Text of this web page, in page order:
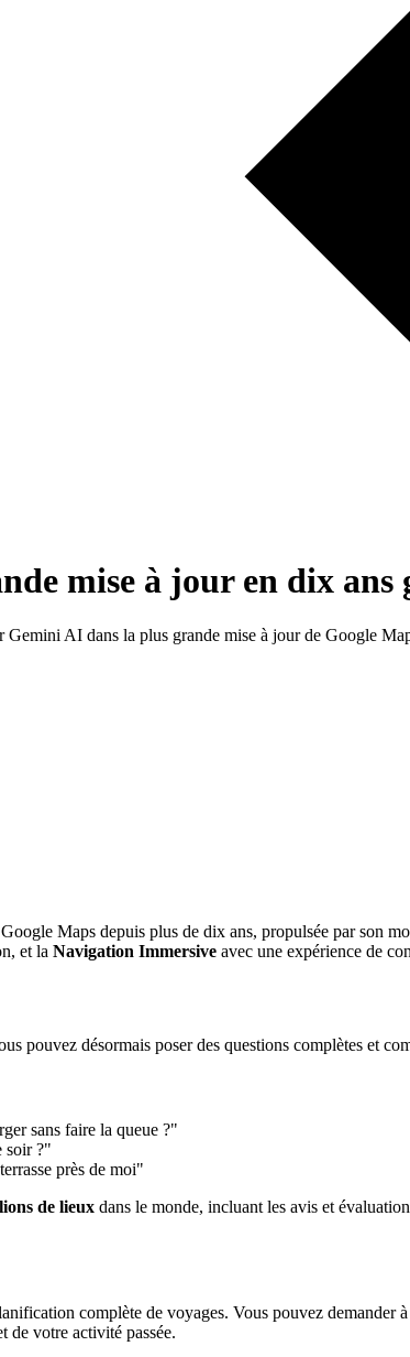
mise à jour en dix
AI dans la plus grande mise à jour de Google
Maps depuis plus de dix ans, propulsée par son
et la Navigation Immersive avec une expérience de
pouvez désormais poser des questions complètes et
sans faire la queue ?"
soir ?"
près de moi"
de lieux dans le monde, incluant les avis et
complète de voyages. Vous pouvez
de votre activité passée.